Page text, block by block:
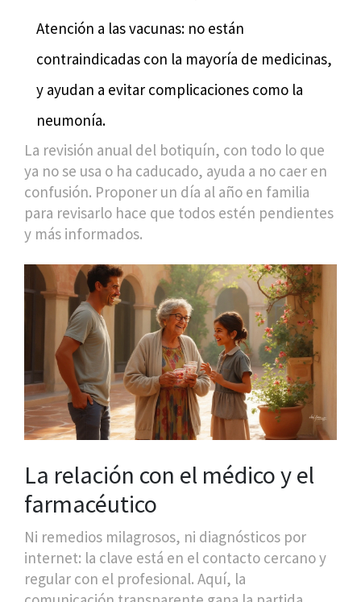
Atención a las vacunas: no están
contraindicadas con la mayoría de medicinas,
y ayudan a evitar complicaciones como la
neumonía.
La revisión anual del botiquín, con todo lo que
ya no se usa o ha caducado, ayuda a no caer en
confusión. Proponer un día al año en familia
para revisarlo hace que todos estén pendientes
y más informados.
La relación con el médico y el
farmacéutico
Ni remedios milagrosos, ni diagnósticos por
internet: la clave está en el contacto cercano y
regular con el profesional. Aquí, la